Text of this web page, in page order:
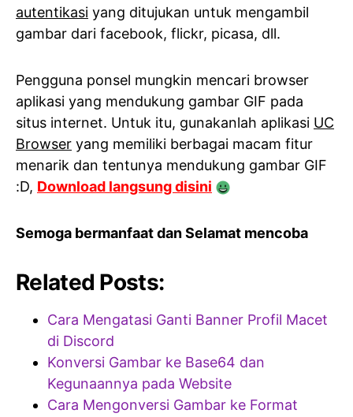
autentikasi yang ditujukan untuk mengambil
gambar dari facebook, flickr, picasa, dll.
Pengguna ponsel mungkin mencari browser
aplikasi yang mendukung gambar GIF pada
situs internet. Untuk itu, gunakanlah aplikasi UC
Browser yang memiliki berbagai macam fitur
menarik dan tentunya mendukung gambar GIF
:D, Download langsung disini
Semoga bermanfaat dan Selamat mencoba
Related Posts:
Cara Mengatasi Ganti Banner Profil Macet
di Discord
Konversi Gambar ke Base64 dan
Kegunaannya pada Website
Cara Mengonversi Gambar ke Format